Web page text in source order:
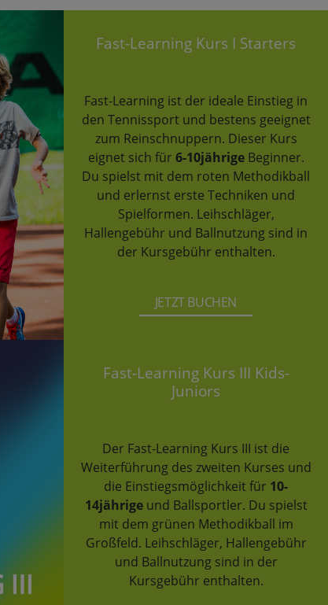
Fast-Learning Kurs I Starters
Fast-Learning ist der ideale Einstieg in
den Tennissport und bestens geeignet
zum Reinschnuppern. Dieser Kurs
eignet sich für 6-10jährigeBeginner.
Du spielst mit dem roten Methodikball
und erlernst erste Techniken und
Spielformen. Leihschläger,
Hallengebühr und Ballnutzung sind in
der Kursgebühr enthalten.
JETZT BUCHEN
Fast-Learning Kurs III Kids-
Juniors
Der Fast-Learning Kurs III ist die
Weiterführung des zweiten Kurses und
die Einstiegsmöglichkeit für 10-
14jährigeund Ballsportler. Du spielst
mit dem grünen Methodikball im
Großfeld. Leihschläger, Hallengebühr
und Ballnutzung sind in der
Kursgebühr enthalten.